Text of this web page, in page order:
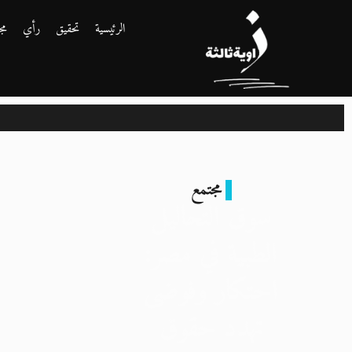
الرئيسية تحقيق رأي
مجتمع
سوق التحاليل